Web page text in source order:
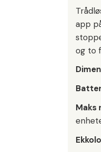
app
og to
Maks